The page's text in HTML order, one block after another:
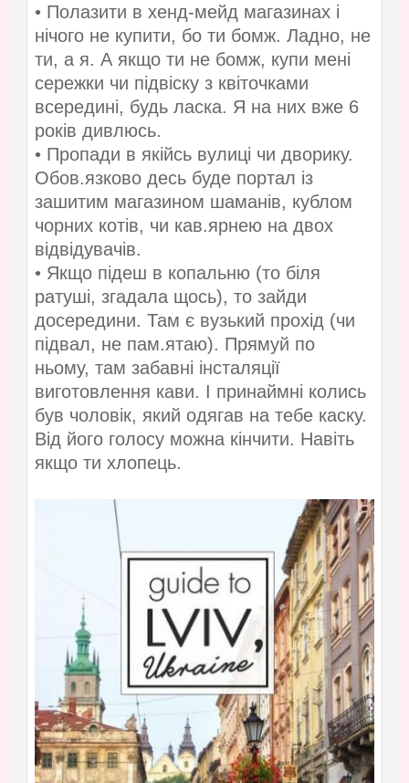
• Полазити в хенд-мейд магазинах і
нічого не купити, бо ти бомж. Ладно, не
ти, а я. А якщо ти не бомж, купи мені
сережки чи підвіску з квіточками
всередині, будь ласка. Я на них вже 6
років дивлюсь.
• Пропади в якійсь вулиці чи дворику.
Обов.язково десь буде портал із
зашитим магазином шаманів, кублом
чорних котів, чи кав.ярнею на двох
відвідувачів.
• Якщо підеш в копальню (то біля
ратуші, згадала щось), то зайди
досередини. Там є вузький прохід (чи
підвал, не пам.ятаю). Прямуй по
ньому, там забавні інсталяції
виготовлення кави. І принаймні колись
був чоловік, який одягав на тебе каску.
Від його голосу можна кінчити. Навіть
якщо ти хлопець.